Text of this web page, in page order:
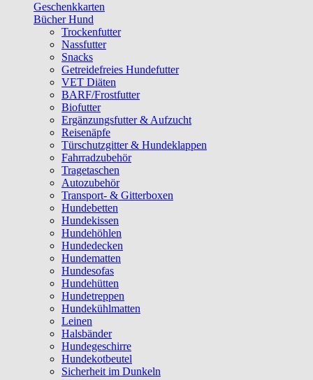
Geschenkkarten
Bücher Hund
Trockenfutter
Nassfutter
Snacks
Getreidefreies Hundefutter
VET Diäten
BARF/Frostfutter
Biofutter
Ergänzungsfutter & Aufzucht
Reisenäpfe
Türschutzgitter & Hundeklappen
Fahrradzubehör
Tragetaschen
Autozubehör
Transport- & Gitterboxen
Hundebetten
Hundekissen
Hundehöhlen
Hundedecken
Hundematten
Hundesofas
Hundehütten
Hundetreppen
Hundekühlmatten
Leinen
Halsbänder
Hundegeschirre
Hundekotbeutel
Sicherheit im Dunkeln